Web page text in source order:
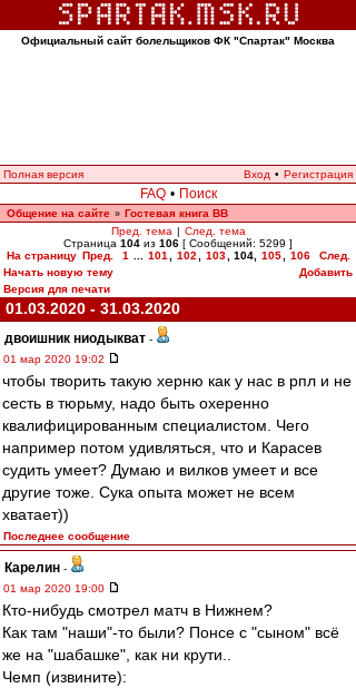
Официальный сайт болельщиков ФК "Спартак" Москва
Полная версия Вход • Регистрация
FAQ • Поиск
Общение на сайте » Гостевая книга ВВ
Пред. тема | След. тема
Страница 104 из 106 [ Сообщений: 5299 ]
На страницу Пред. 1 101 102 103 104, 105 106
След.
Начать новую тему
Добавить
Версия для печати
01.03.2020 - 31.03.2020
двоишник ниодыкват -
01 мар 2020 19:02
чтобы творить такую херню как у нас в рпл и не
сесть в тюрьму, надо быть охеренно
квалифицированным специалистом. Чего
например потом удивляться, что и Карасев
судить умеет? Думаю и вилков умеет и все
другие тоже. Сука опыта может не всем
хватает))
Последнее сообщение
Карелин -
01 мар 2020 19:00
Кто-нибудь смотрел матч в Нижнем?
Как там "наши"-то были? Понсе с "сыном" всё
же на "шабашке", как ни крути..
Чемп (извините):